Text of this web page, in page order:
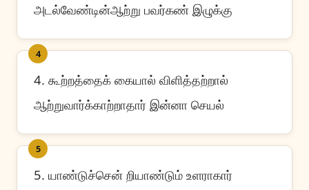
அடல்வேண்டின்ஆற்று பவர்கண் இழுக்கு
4
4. கூற்றத்தைக் கையால் விளித்தற்றால்
ஆற்றுவார்க்காற்றாதார் இன்னா செயல்
5
5. யாண்டுச்சென் றியாண்டும் உளராகார்